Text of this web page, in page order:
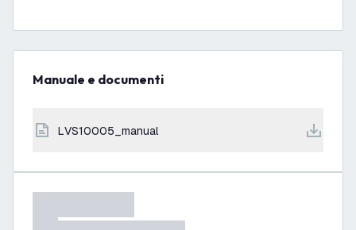
Manuale e documenti
LVS10005_manual